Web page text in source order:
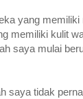
yang
memiliki kulit
saya mulai
saya tidak